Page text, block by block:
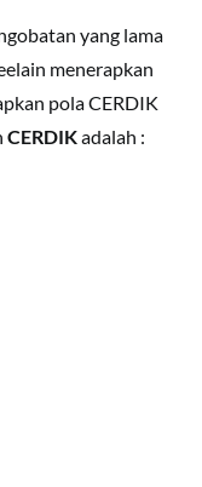
yang lama
menerapkan
pola CERDIK
CERDIKadalah :